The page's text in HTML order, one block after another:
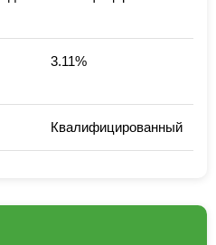
3.11%
Квалифицированный